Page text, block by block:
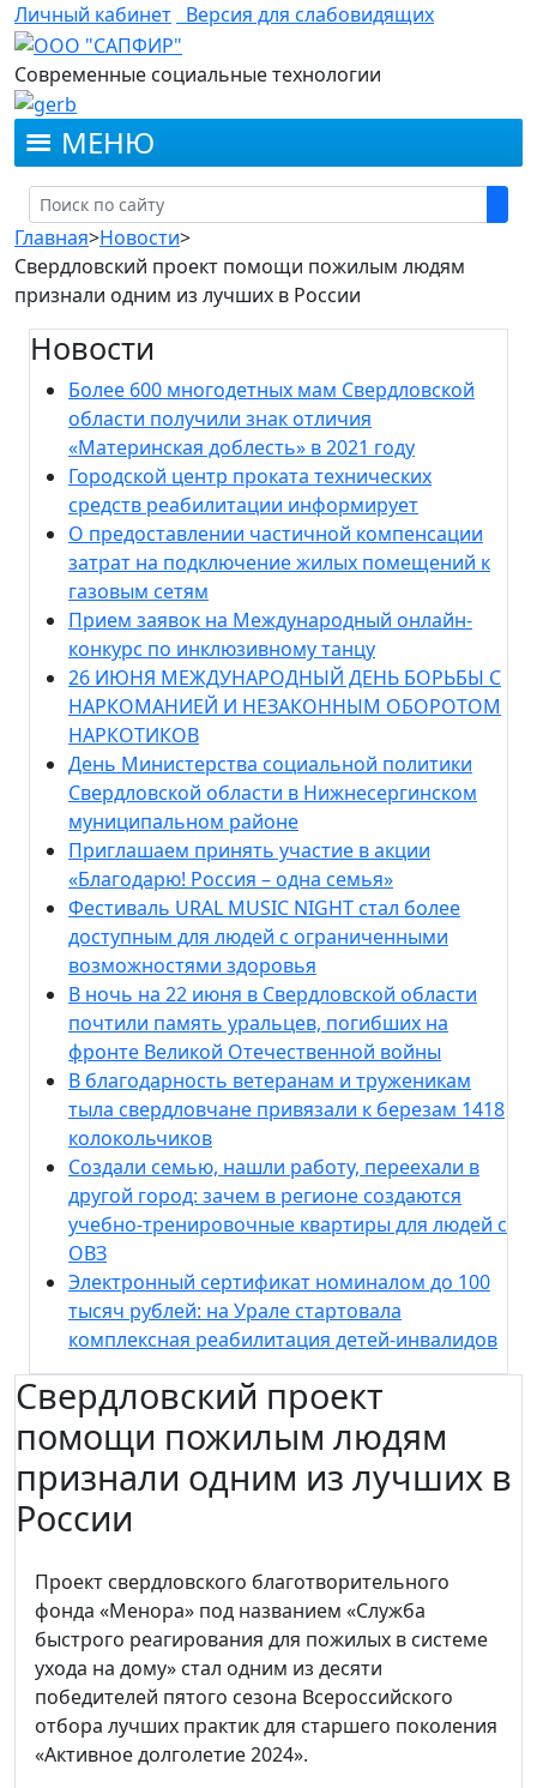
Личный кабинет Версия для слабовидящих
Современные социальные технологии
МЕНЮ
Главная>Новости>
Свердловский проект помощи пожилым людям
признали одним из лучших в России
Новости
Более 600 многодетных мам Свердловской
области получили знак отличия
«Материнская доблесть» в 2021 году
Городской центр проката технических
средств реабилитации информирует
О предоставлении частичной компенсации
затрат на подключение жилых помещений к
газовым сетям
Прием заявок на Международный онлайн-
конкурс по инклюзивному танцу
26 ИЮНЯ МЕЖДУНАРОДНЫЙ ДЕНЬ БОРЬБЫ С
НАРКОМАНИЕЙ И НЕЗАКОННЫМ ОБОРОТОМ
НАРКОТИКОВ
День Министерства социальной политики
Свердловской области в Нижнесергинском
муниципальном районе
Приглашаем принять участие в акции
«Благодарю! Россия – одна семья»
Фестиваль URAL MUSIC NIGHT стал более
доступным для людей с ограниченными
возможностями здоровья
В ночь на 22 июня в Свердловской области
почтили память уральцев, погибших на
фронте Великой Отечественной войны
В благодарность ветеранам и труженикам
тыла свердловчане привязали к березам 1418
колокольчиков
Создали семью, нашли работу, переехали в
другой город: зачем в регионе создаются
учебно-тренировочные квартиры для людей с
ОВЗ
Электронный сертификат номиналом до 100
тысяч рублей: на Урале стартовала
комплексная реабилитация детей-инвалидов
Свердловский проект
помощи пожилым людям
признали одним из лучших в
России
Проект свердловского благотворительного
фонда «Менора» под названием «Служба
быстрого реагирования для пожилых в системе
ухода на дому» стал одним из десяти
победителей пятого сезона Всероссийского
отбора лучших практик для старшего поколения
«Активное долголетие 2024».